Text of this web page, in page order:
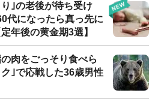
｣の老後が待ち受け
代になったら真っ先に
年後の黄金期3選】
肉をごっそり食べら
｣で応戦した36歳男性